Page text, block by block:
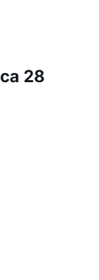
28